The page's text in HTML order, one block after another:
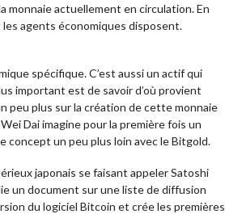
monnaie actuellement en circulation. En
agents économiques disposent.
spécifique. C’est aussi un actif qui
important est de savoir d’où provient
peu plus sur la création de cette monnaie
Dai imagine pour la première fois un
concept un peu plus loin avec le Bitgold.
japonais se faisant appeler Satoshi
un document sur une liste de diffusion
du logiciel Bitcoin et crée les premières